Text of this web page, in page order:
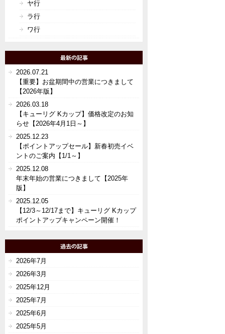
ヤ行
ラ行
ワ行
2026.07.21
【重要】お盆期間中の営業につきまして
【2026年版】
2026.03.18
【キューリグ Kカップ】価格改定のお知
らせ【2026年4月1日～】
2025.12.23
【ポイントアップセール】新春初売イベ
ントのご案内【1/1～】
2025.12.08
年末年始の営業につきまして【2025年
版】
2025.12.05
【12/3～12/17まで】キューリグ Kカップ
ポイントアップキャンペーン開催！
2026年7月
2026年3月
2025年12月
2025年7月
2025年6月
2025年5月